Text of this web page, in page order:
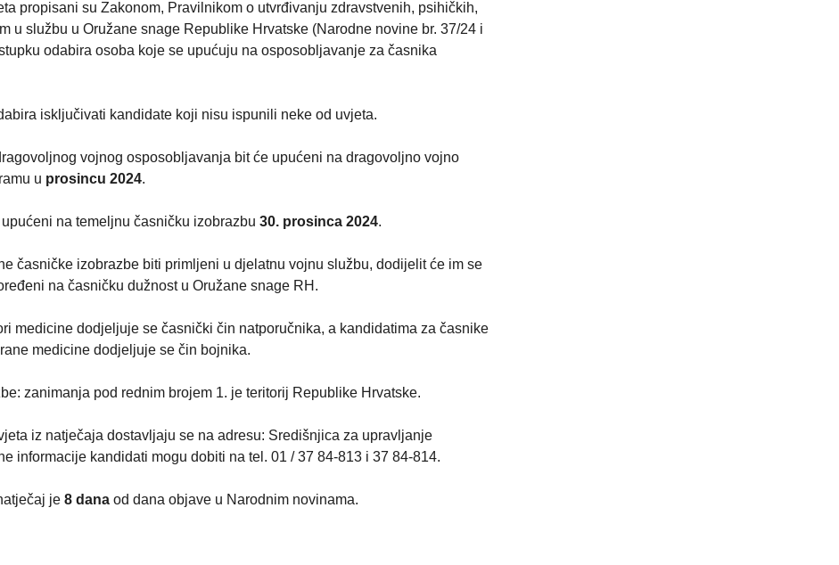
propisani su Zakonom, Pravilnikom o utvrđivanju zdravstvenih, psihičkih,
u službu u Oružane snage Republike Hrvatske (Narodne novine br. 37/24 i
odabira osoba koje se upućuju na osposobljavanje za časnika
isključivati kandidate koji nisu ispunili neke od uvjeta.
vojnog osposobljavanja bit će upućeni na dragovoljno vojno
u prosincu 2024.
na temeljnu časničku izobrazbu 30. prosinca 2024.
časničke izobrazbe biti primljeni u djelatnu vojnu službu, dodijelit će im se
na časničku dužnost u Oružane snage RH.
medicine dodjeljuje se časnički čin natporučnika, a kandidatima za časnike
medicine dodjeljuje se čin bojnika.
zanimanja pod rednim brojem 1. je teritorij Republike Hrvatske.
iz natječaja dostavljaju se na adresu: Središnjica za upravljanje
informacije kandidati mogu dobiti na tel. 01 / 37 84-813 i 37 84-814.
je 8 dana od dana objave u Narodnim novinama.